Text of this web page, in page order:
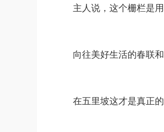
主人说，这个栅栏是
向往美好生活的春联
在五里坡这才是真正